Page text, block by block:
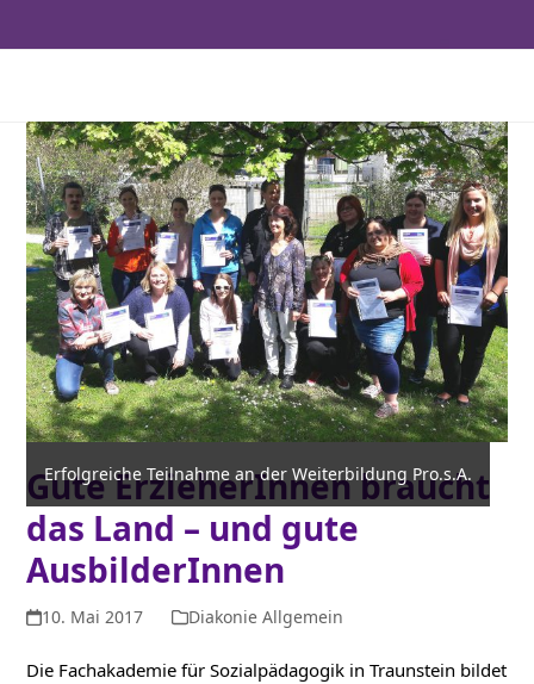
Erfolgreiche Teilnahme an der Weiterbildung Pro.s.A.
Gute ErzieherInnen braucht
das Land – und gute
AusbilderInnen
10. Mai 2017 Diakonie Allgemein
Die Fachakademie für Sozialpädagogik in Traunstein bildet